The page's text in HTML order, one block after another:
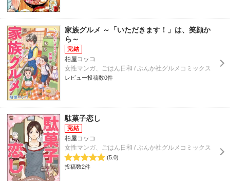
家族グルメ ～「いただきます！」は、笑顔か
ら～
柏屋コッコ
女性マンガ、ごはん日和 / ぶんか社グルメコミックス
レビュー投稿数0件
駄菓子恋し
柏屋コッコ
女性マンガ、ごはん日和 / ぶんか社グルメコミックス
(5.0)
投稿数2件